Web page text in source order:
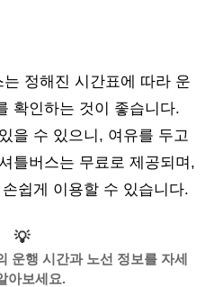
정해진 시간표에 따라 운
확인하는 것이 좋습니다.
을 수 있으니, 여유를 두고
틀버스는 무료로 제공되며,
쉽게 이용할 수 있습니다.
💡
운행 시간과 노선 정보를 자세
아보세요.